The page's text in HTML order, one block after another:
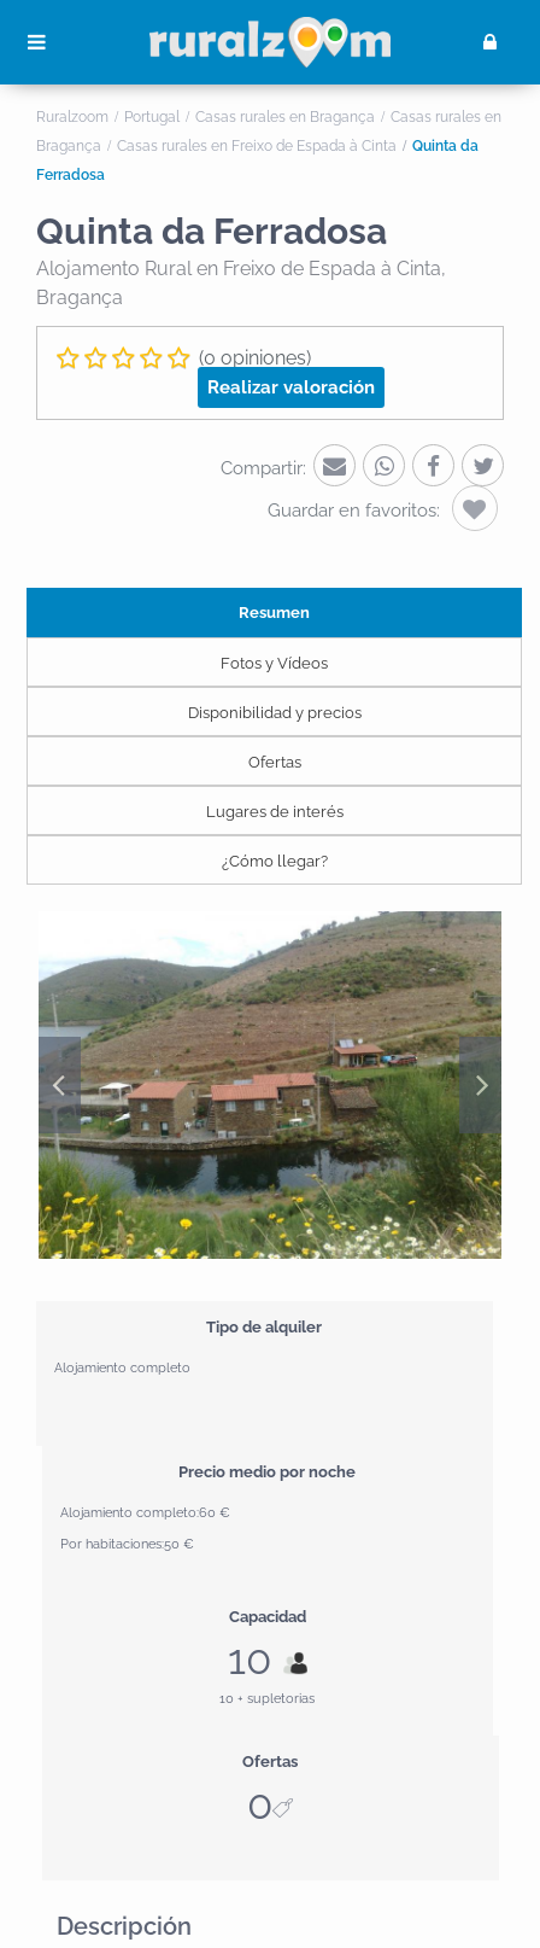
Ruralzoom Portugal Casas rurales en Bragança
Casas rurales en
Bragança
Casas rurales en Freixo de Espada à Cinta
Quinta da
Ferradosa
Quinta da Ferradosa
Alojamento Ruralen Freixo de Espada à Cinta,
Bragança
(0 opiniones)
Realizar valoración
Compartir:
Guardar en favoritos:
Resumen
Fotos y Vídeos
Disponibilidad y precios
Ofertas
Lugares de interés
¿Cómo llegar?
Tipo de alquiler
Alojamiento completo
Precio medio por noche
Alojamiento completo:60 €
Por habitaciones:50 €
Capacidad
10
10 + supletorias
Ofertas
0
Descripción